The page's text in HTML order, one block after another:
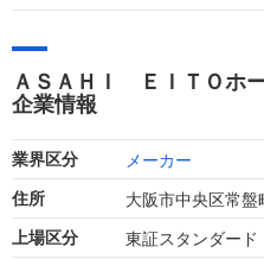
と、太陽光発電シス
ＡＳＡＨＩ ＥＩＴＯホ
企業情報
業界区分 メーカー
住所 大阪市中央区常
上場区分 東証スタンダード